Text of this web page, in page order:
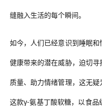
缝融入生活的每个瞬间。
如今，人们已经意识到睡眠
健康带来的潜在威胁，迫切
质量、助力情绪管理，这无疑
这款γ-氨基丁酸软糖，以食